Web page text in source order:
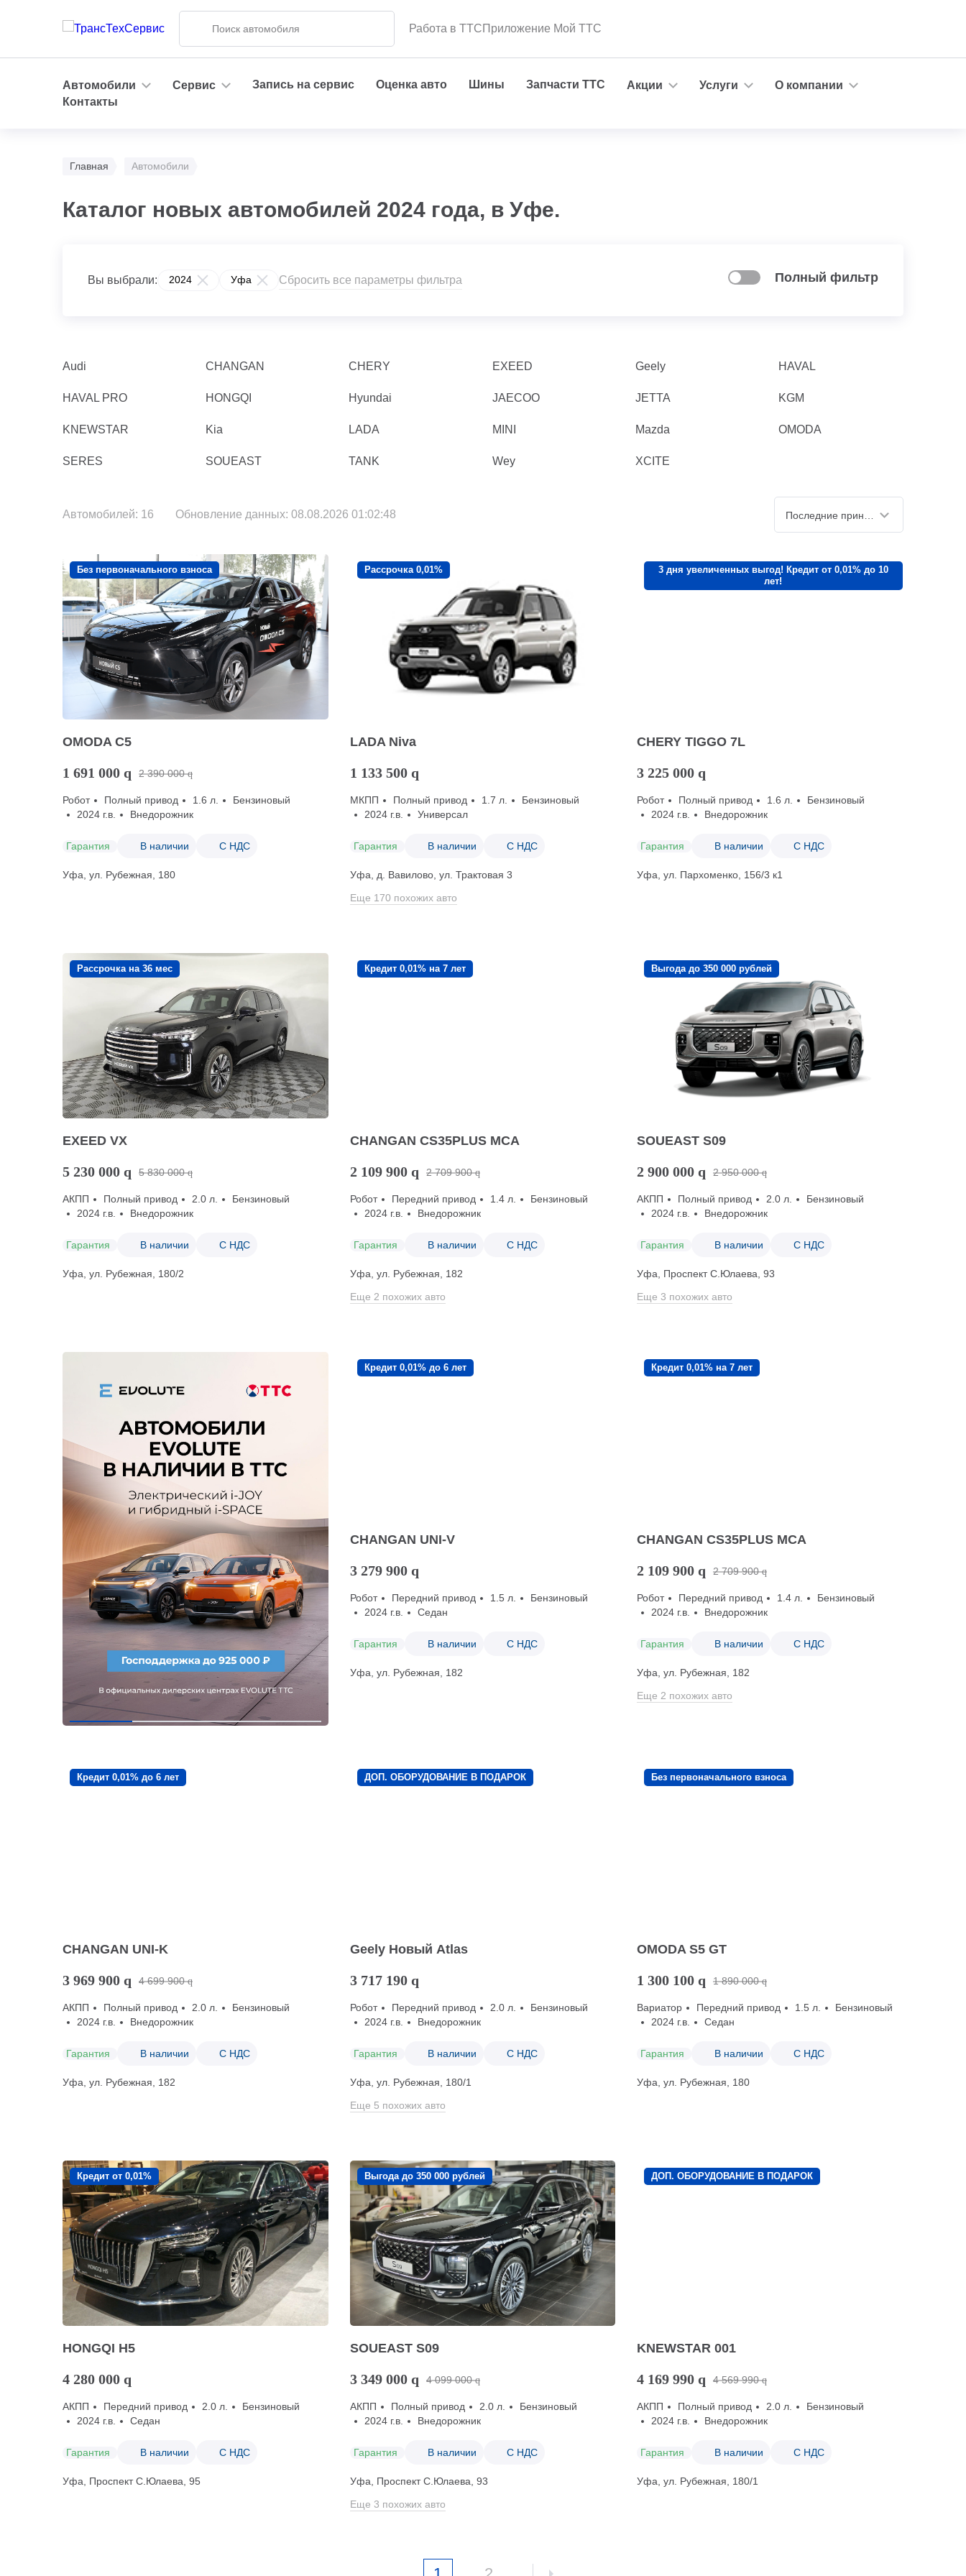
Работа в ТТСПриложение Мой ТТС
Автомобили Сервис Запись на сервис Оценка авто Шины Запчасти ТТС Акции Услуги
О компании
Контакты
Главная Автомобили
Каталог новых автомобилей 2024 года, в Уфе.
Вы выбрали: 2024 Уфа Сбросить все параметры фильтра Полный фильтр
Audi CHANGAN CHERY EXEED Geely HAVAL
HAVAL PRO HONGQI Hyundai JAECOO JETTA KGM
KNEWSTAR Kia LADA MINI Mazda OMODA
SERES SOUEAST TANK Wey XCITE
Автомобилей: 16 Обновление данных: 08.08.2026 01:02:48
Без первоначального взноса
OMODA C5
1 691 000 q 2 390 000 q
Робот Полный привод 1.6 л.
Бензиновый
2024 г.в.
Внедорожник
Гарантия В наличии С НДС
Уфа, ул. Рубежная, 180
Рассрочка 0,01%
LADA Niva
1 133 500 q
МКПП Полный привод 1.7 л.
Бензиновый
2024 г.в.
Универсал
Гарантия В наличии С НДС
Уфа, д. Вавилово, ул. Трактовая 3
Еще 170 похожих авто
3 дня увеличенных выгод! Кредит от 0,01% до 10
лет!
CHERY TIGGO 7L
3 225 000 q
Робот Полный привод 1.6 л.
Бензиновый
2024 г.в.
Внедорожник
Гарантия В наличии С НДС
Уфа, ул. Пархоменко, 156/3 к1
Рассрочка на 36 мес
EXEED VX
5 230 000 q 5 830 000 q
АКПП Полный привод 2.0 л.
Бензиновый
2024 г.в.
Внедорожник
Гарантия В наличии С НДС
Уфа, ул. Рубежная, 180/2
Кредит 0,01% на 7 лет
CHANGAN CS35PLUS MCA
2 109 900 q 2 709 900 q
Робот Передний привод 1.4 л.
Бензиновый
2024 г.в.
Внедорожник
Гарантия В наличии С НДС
Уфа, ул. Рубежная, 182
Еще 2 похожих авто
Выгода до 350 000 рублей
SOUEAST S09
2 900 000 q 2 950 000 q
АКПП Полный привод 2.0 л.
Бензиновый
2024 г.в.
Внедорожник
Гарантия В наличии С НДС
Уфа, Проспект С.Юлаева, 93
Еще 3 похожих авто
Кредит 0,01% до 6 лет
CHANGAN UNI-V
3 279 900 q
Робот Передний привод 1.5 л.
Бензиновый
2024 г.в.
Седан
Гарантия В наличии С НДС
Уфа, ул. Рубежная, 182
Кредит 0,01% на 7 лет
CHANGAN CS35PLUS MCA
2 109 900 q 2 709 900 q
Робот Передний привод 1.4 л.
Бензиновый
2024 г.в.
Внедорожник
Гарантия В наличии С НДС
Уфа, ул. Рубежная, 182
Еще 2 похожих авто
Кредит 0,01% до 6 лет
CHANGAN UNI-K
3 969 900 q 4 699 900 q
АКПП Полный привод 2.0 л.
Бензиновый
2024 г.в.
Внедорожник
Гарантия В наличии С НДС
Уфа, ул. Рубежная, 182
ДОП. ОБОРУДОВАНИЕ В ПОДАРОК
Geely Новый Atlas
3 717 190 q
Робот Передний привод 2.0 л.
Бензиновый
2024 г.в.
Внедорожник
Гарантия В наличии С НДС
Уфа, ул. Рубежная, 180/1
Еще 5 похожих авто
Без первоначального взноса
OMODA S5 GT
1 300 100 q 1 890 000 q
Вариатор Передний привод 1.5 л.
Бензиновый
2024 г.в.
Седан
Гарантия В наличии С НДС
Уфа, ул. Рубежная, 180
Кредит от 0,01%
HONGQI H5
4 280 000 q
АКПП Передний привод 2.0 л.
Бензиновый
2024 г.в.
Седан
Гарантия В наличии С НДС
Уфа, Проспект С.Юлаева, 95
Выгода до 350 000 рублей
SOUEAST S09
3 349 000 q 4 099 000 q
АКПП Полный привод 2.0 л.
Бензиновый
2024 г.в.
Внедорожник
Гарантия В наличии С НДС
Уфа, Проспект С.Юлаева, 93
Еще 3 похожих авто
ДОП. ОБОРУДОВАНИЕ В ПОДАРОК
KNEWSTAR 001
4 169 990 q 4 569 990 q
АКПП Полный привод 2.0 л.
Бензиновый
2024 г.в.
Внедорожник
Гарантия В наличии С НДС
Уфа, ул. Рубежная, 180/1